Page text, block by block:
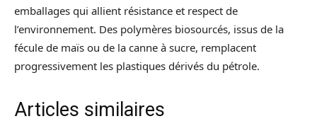
emballages qui allient résistance et respect de
l’environnement. Des polymères biosourcés, issus de la
fécule de maïs ou de la canne à sucre, remplacent
progressivement les plastiques dérivés du pétrole.
Articles similaires